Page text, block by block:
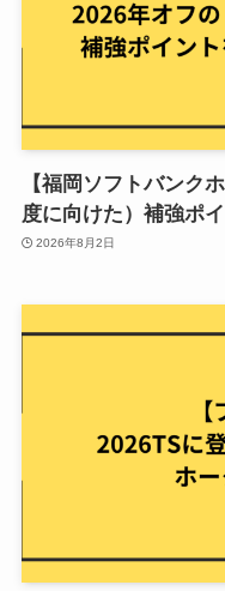
【福岡ソフトバンク
度に向けた）補強ポ
2026年8月2日